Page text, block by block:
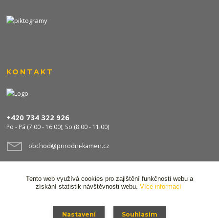
KONTAKT
+420 734 322 926
Po - Pá (7:00 - 16:00), So (8:00 - 11:00)
obchod@prirodni-kamen.cz
Tento web využívá cookies pro zajištění funkčnosti webu a
získání statistik návštěvnosti webu. Více informací
Nastavení Souhlasím